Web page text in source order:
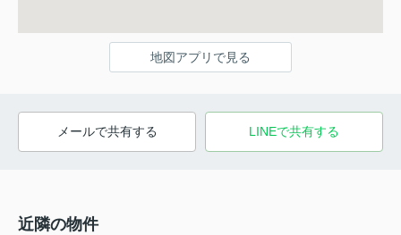
地図アプリで見る
メールで共有する LINEで共有する
近隣の物件